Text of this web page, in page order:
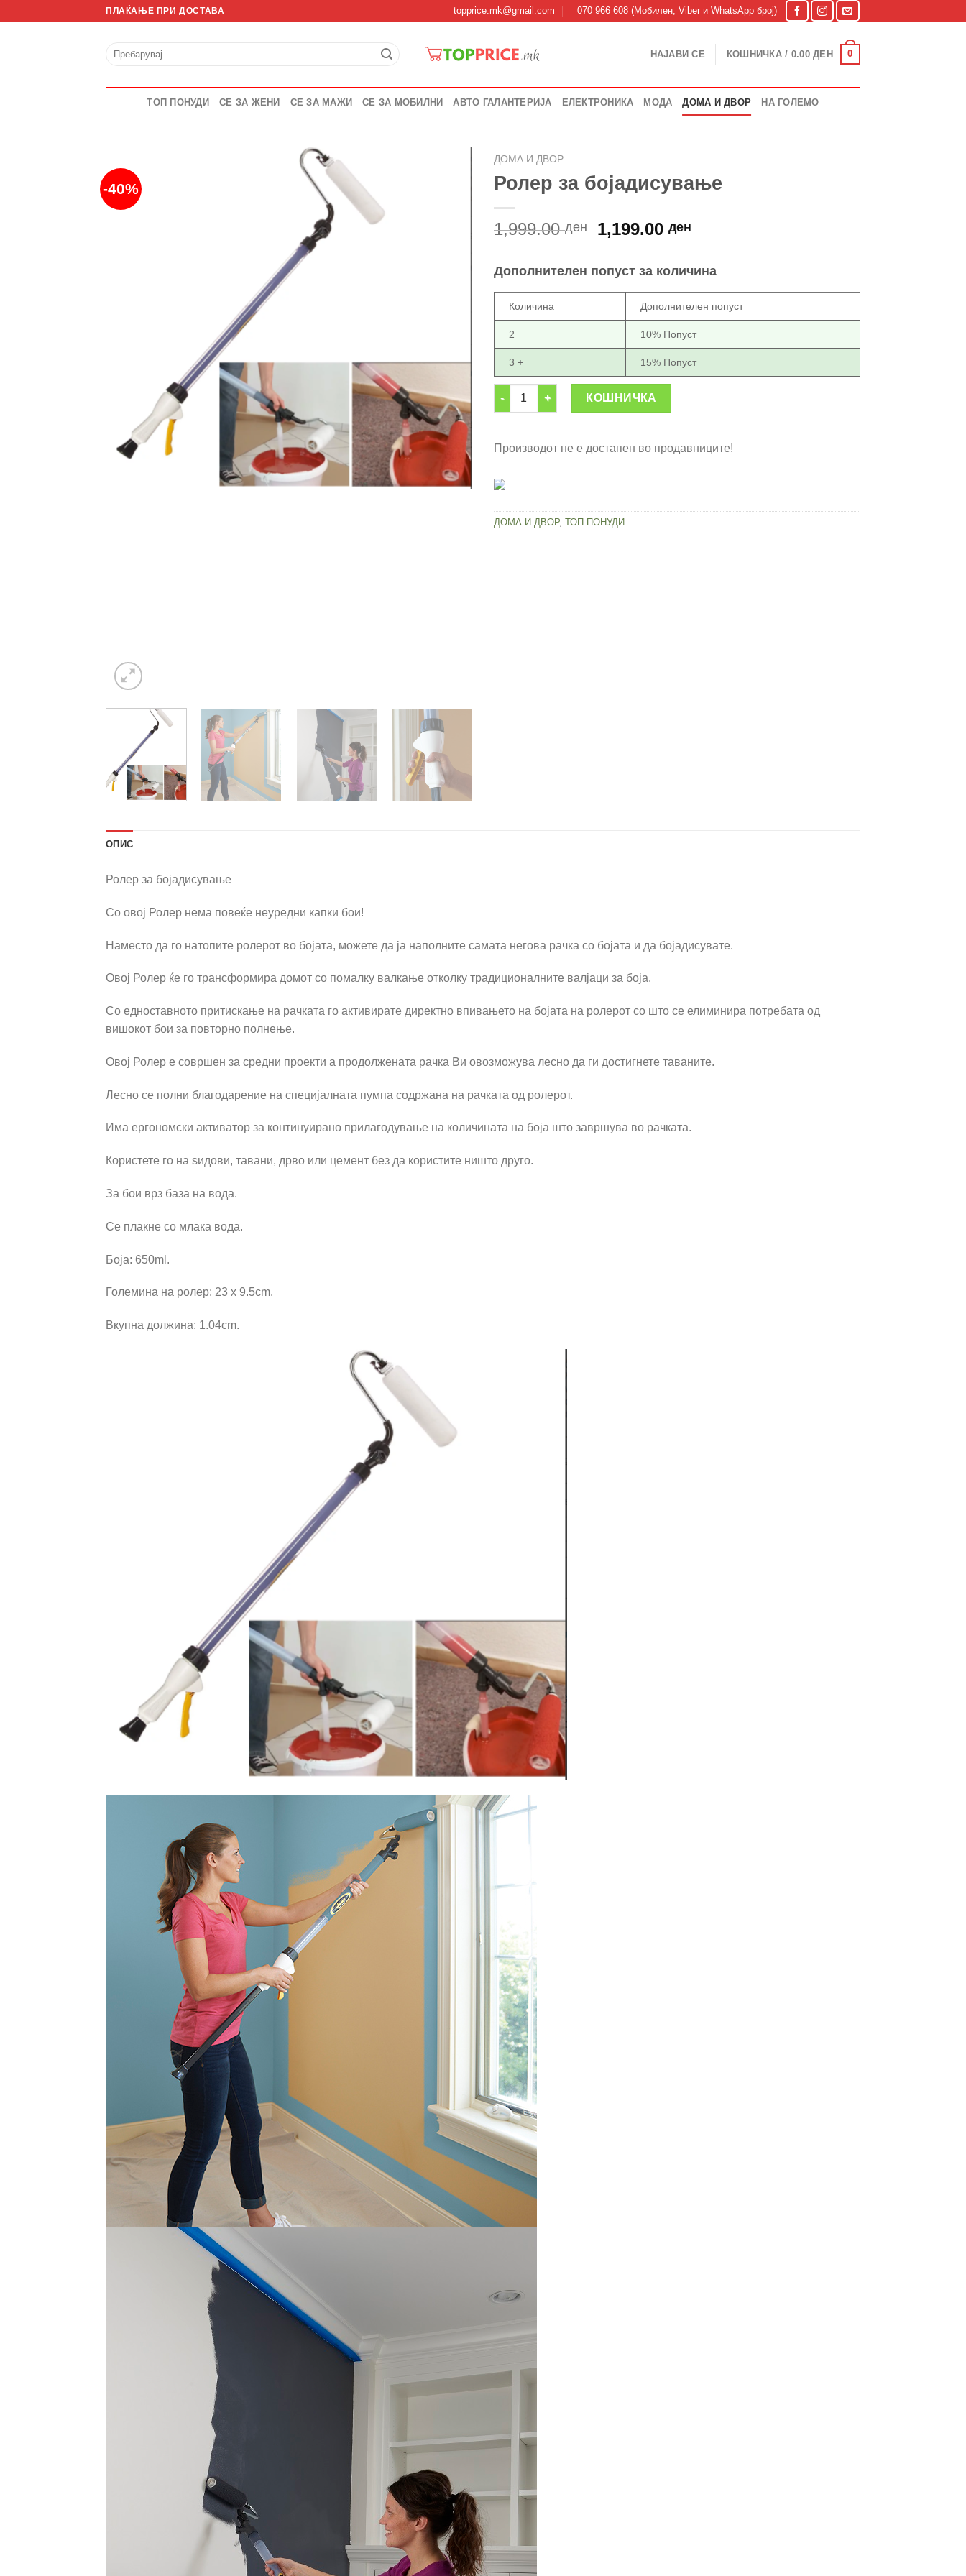
ПЛАЌАЊЕ ПРИ ДОСТАВА topprice.mk@gmail.com 070 966 608 (Мобилен, Viber и WhatsApp број)
Барај
НАЈАВИ СЕ КОШНИЧКА / 0.00ДЕН 0
ТОП ПОНУДИ СЕ ЗА ЖЕНИ СЕ ЗА МАЖИ СЕ ЗА МОБИЛНИ АВТО ГАЛАНТЕРИЈА ЕЛЕКТРОНИКА МОДА ДОМА И ДВОР НА ГОЛЕМО
-40%
ДОМА И ДВОР
Ролер за бојадисување
1,999.00ден
Original
1,999.00 ден.
1,199.00ден
1,199.00 ден.
Дополнителен попуст за количина
Количина Дополнителен попуст
2 10% Попуст
3 + 15% Попуст
Ролер за бојадисување количина
КОШНИЧКА
Производот не е достапен во продавниците!
ДОМА И ДВОР, ТОП ПОНУДИ
ОПИС
Ролер за бојадисување
Со овој Ролер нема повеќе неуредни капки бои!
Наместо да го натопите ролерот во бојата, можете да ја наполните самата негова рачка со бојата и да бојадисувате.
Овој Ролер ќе го трансформира домот со помалку валкање отколку традиционалните валјаци за боја.
Со едноставното притискање на рачката го активирате директно впивањето на бојата на ролерот со што се елиминира потребата од
вишокот бои за повторно полнење.
Овој Ролер е совршен за средни проекти а продолжената рачка Ви овозможува лесно да ги достигнете таваните.
Лесно се полни благодарение на специјалната пумпа содржана на рачката од ролерот.
Има ергономски активатор за континуирано прилагодување на количината на боја што завршува во рачката.
Користете го на ѕидови, тавани, дрво или цемент без да користите ништо друго.
За бои врз база на вода.
Се плакне со млака вода.
Боја: 650ml.
Големина на ролер: 23 x 9.5cm.
Вкупна должина: 1.04cm.